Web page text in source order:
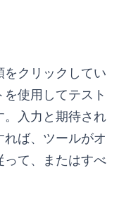
をクリックしてい
使用してテスト
。入力と期待され
ば、ツールがオ
って、またはすべ